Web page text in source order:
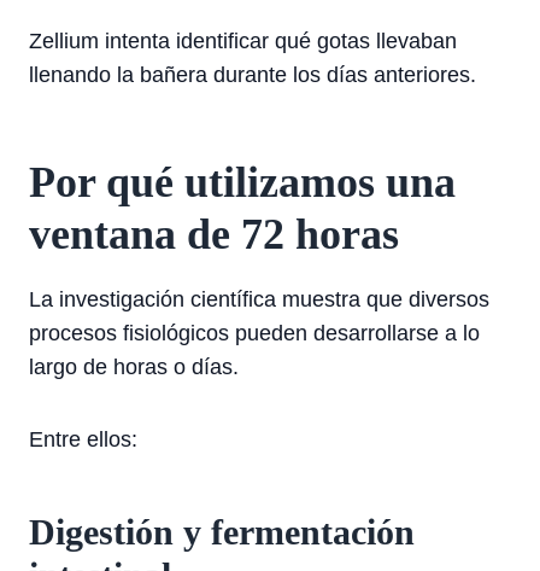
Zellium intenta identificar qué gotas llevaban
llenando la bañera durante los días anteriores.
Por qué utilizamos una
ventana de 72 horas
La investigación científica muestra que diversos
procesos fisiológicos pueden desarrollarse a lo
largo de horas o días.
Entre ellos:
Digestión y fermentación